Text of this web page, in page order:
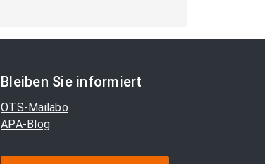
Bleiben Sie informiert
OTS-Mailabo
APA-Blog